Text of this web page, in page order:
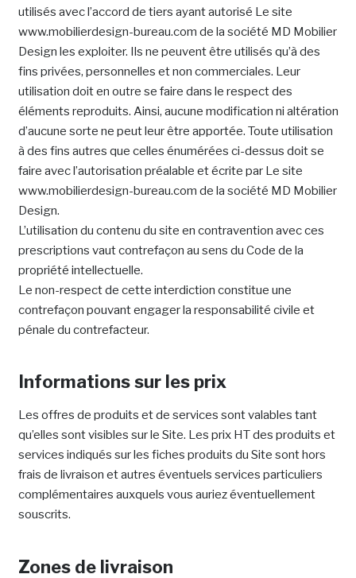
utilisés avec l’accord de tiers ayant autorisé Le site
www.mobilierdesign-bureau.com de la société MD Mobilier
Design les exploiter. Ils ne peuvent être utilisés qu’à des
fins privées, personnelles et non commerciales. Leur
utilisation doit en outre se faire dans le respect des
éléments reproduits. Ainsi, aucune modification ni altération
d’aucune sorte ne peut leur être apportée. Toute utilisation
à des fins autres que celles énumérées ci-dessus doit se
faire avec l’autorisation préalable et écrite par Le site
www.mobilierdesign-bureau.com de la société MD Mobilier
Design.
L’utilisation du contenu du site en contravention avec ces
prescriptions vaut contrefaçon au sens du Code de la
propriété intellectuelle.
Le non-respect de cette interdiction constitue une
contrefaçon pouvant engager la responsabilité civile et
pénale du contrefacteur.
Informations sur les prix
Les offres de produits et de services sont valables tant
qu’elles sont visibles sur le Site. Les prix HT des produits et
services indiqués sur les fiches produits du Site sont hors
frais de livraison et autres éventuels services particuliers
complémentaires auxquels vous auriez éventuellement
souscrits.
Zones de livraison